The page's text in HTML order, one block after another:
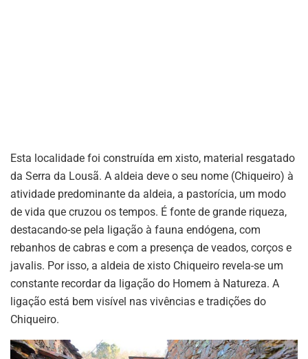
Esta localidade foi construída em xisto, material resgatado
da Serra da Lousã. A aldeia deve o seu nome (Chiqueiro) à
atividade predominante da aldeia, a pastorícia, um modo
de vida que cruzou os tempos. É fonte de grande riqueza,
destacando-se pela ligação à fauna endógena, com
rebanhos de cabras e com a presença de veados, corços e
javalis. Por isso, a aldeia de xisto Chiqueiro revela-se um
constante recordar da ligação do Homem à Natureza. A
ligação está bem visível nas vivências e tradições do
Chiqueiro.